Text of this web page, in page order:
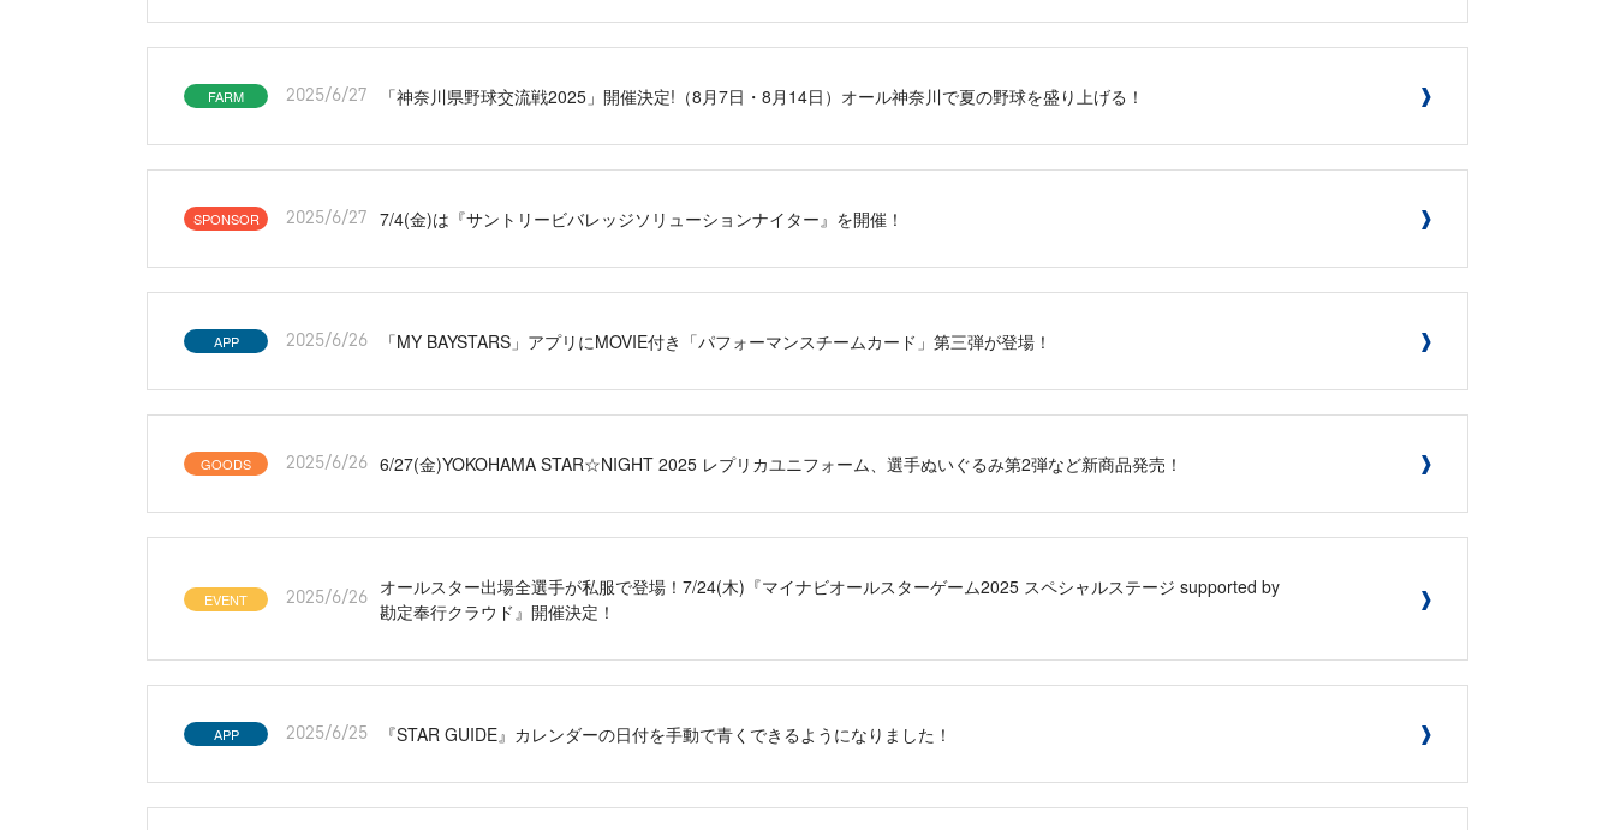
FARM 2025/6/27 「神奈川県野球交流戦2025」開催決定!（8月7日・8月14日）オール神奈川で夏の野球を盛り上げる！
SPONSOR 2025/6/27 7/4(金)は『サントリービバレッジソリューションナイター』を開催！
APP 2025/6/26 「MY BAYSTARS」アプリにMOVIE付き「パフォーマンスチームカード」第三弾が登場！
GOODS 2025/6/26 6/27(金)YOKOHAMA STAR☆NIGHT 2025 レプリカユニフォーム、選手ぬいぐるみ第2弾など新商品発売！
EVENT 2025/6/26
オールスター出場全選手が私服で登場！7/24(木)『マイナビオールスターゲーム2025 スペシャルステージ supported by
勘定奉行クラウド』開催決定！
APP 2025/6/25 『STAR GUIDE』カレンダーの日付を手動で青くできるようになりました！